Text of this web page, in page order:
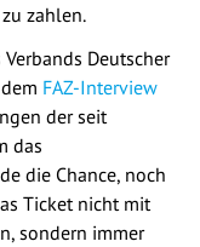
zahlen.
Deutscher
FAZ-Interview
der seit
das
die Chance, noch
Ticket nicht mit
sondern immer